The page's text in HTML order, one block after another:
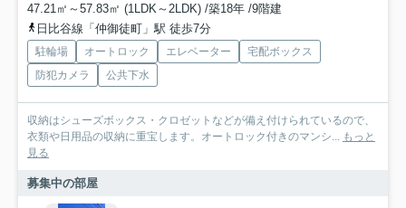
47.21㎡～57.83㎡ (1LDK～2LDK) /築18年 /9階建
日比谷線「仲御徒町」駅 徒歩7分
駐輪場 オートロック エレベーター
宅配ボックス
防犯カメラ
公共下水
収納はシューズボックス・クロゼットなどが備え付けられているので、
衣類や日用品の収納に重宝します。オートロック付きのマンシ... もっと
見る
募集中の部屋